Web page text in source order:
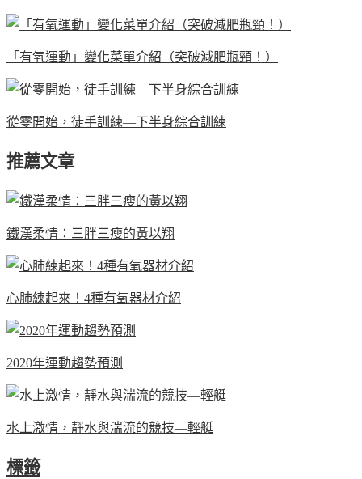
「有氧運動」變化菜單介紹（突破減肥瓶頸！）
從零開始，徒手訓練—下半身綜合訓練
推薦文章
鐵漢柔情：三胖三瘦的黃以翔
心肺練起來！4種有氧器材介紹
2020年運動趨勢預測
水上激情，靜水與湍流的競技—輕艇
標籤